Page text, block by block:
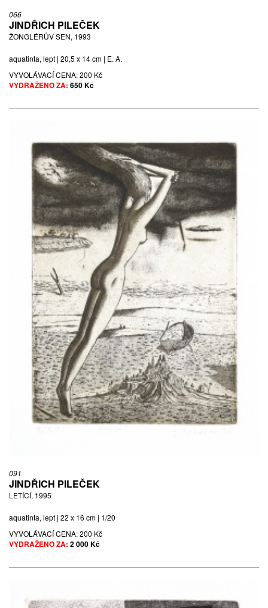
066
JINDŘICH PILEČEK
ŽONGLÉRŮV SEN, 1993
aquatinta, lept | 20,5 x 14 cm | E. A.
VYVOLÁVACÍ CENA:200 Kč
VYDRAŽENO ZA: 650 Kč
091
JINDŘICH PILEČEK
LETÍCÍ, 1995
aquatinta, lept | 22 x 16 cm | 1/20
VYVOLÁVACÍ CENA:200 Kč
VYDRAŽENO ZA: 2 000 Kč